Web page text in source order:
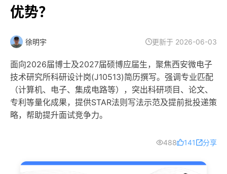
优势？
徐明宇 更新于 2026-06-03
面向2026届博士及2027届硕博应届生，聚焦西安微电子
技术研究所科研设计岗(J10513)简历撰写。强调专业匹配
（计算机、电子、集成电路等），突出科研项目、论文、
专利等量化成果，提供STAR法则写法示范及提前批投递策
略，帮助提升面试竞争力。
488 141 分享